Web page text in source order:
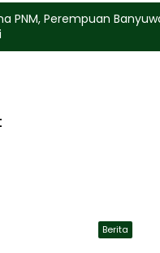
PNM, Perempuan
Berita